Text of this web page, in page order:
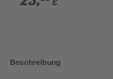
mit 4 Strahlarten
€
Beschreibung